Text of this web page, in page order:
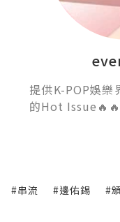
提供K-POP娛樂
的Hot
#串流 #邊佑錫 #